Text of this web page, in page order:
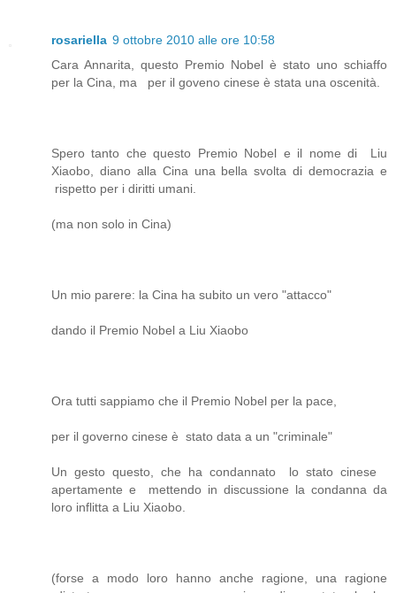
rosariella 9 ottobre 2010 alle ore 10:58
Cara Annarita, questo Premio Nobel è stato uno schiaffo
per la Cina, ma per il goveno cinese è stata una oscenità.
Spero tanto che questo Premio Nobel e il nome di Liu
Xiaobo, diano alla Cina una bella svolta di democrazia e
rispetto per i diritti umani.
(ma non solo in Cina)
Un mio parere: la Cina ha subito un vero "attacco"
dando il Premio Nobel a Liu Xiaobo
Ora tutti sappiamo che il Premio Nobel per la pace,
per il governo cinese è stato data a un "criminale"
Un gesto questo, che ha condannato lo stato cinese
apertamente e mettendo in discussione la condanna da
loro inflitta a Liu Xiaobo.
(forse a modo loro hanno anche ragione, una ragione